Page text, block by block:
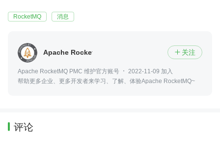
RocketMQ 消息
Apache RocketMQ  关注
Apache RocketMQ PMC 维护官方账号
2022-11-09 加入
帮助更多企业、更多开发者来学习、了解、体验Apache RocketMQ~
评论